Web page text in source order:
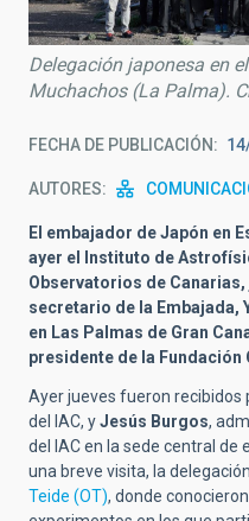
Delegación japonesa en
Muchachos (La Palma).
FECHA DE PUBLICACIÓN
AUTORES
El embajador de Japón en
ayer el Instituto de
Observatorios de
secretario de la Embajada,
en Las Palmas de Gran
presidente de la Fundación
Ayer jueves fueron recibidos
del IAC, yJesús Burgos,
del IAC en la sede central de
una breve visita, la
Teide (OT), donde